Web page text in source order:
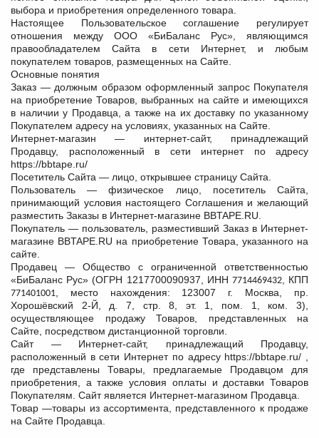
выбора и приобретения определенного товара.
Настоящее Пользовательское соглашение регулирует
отношения между ООО «БиБаланс Рус», являющимся
правообладателем Сайта в сети Интернет, и любым
покупателем товаров, размещенных на Сайте.
Основные понятия
Заказ — должным образом оформленный запрос Покупателя
на приобретение Товаров, выбранных на сайте и имеющихся
в наличии у Продавца, а также на их доставку по указанному
Покупателем адресу на условиях, указанных на Сайте.
Интернет-магазин — интернет-сайт, принадлежащий
Продавцу, расположенный в сети интернет по адресу
https://bbtape.ru/
Посетитель Сайта — лицо, открывшее страницу Сайта.
Пользователь — физическое лицо, посетитель Сайта,
принимающий условия настоящего Соглашения и желающий
разместить Заказы в Интернет-магазине BBTAPE.RU.
Покупатель — пользователь, разместивший Заказ в Интернет-
магазине BBTAPE.RU на приобретение Товара, указанного на
сайте.
Продавец — Общество с ограниченной ответственностью
«БиБаланс Рус» (ОГРН 1217700090937, ИНН 7714469432, КПП
771401001 , место нахождения: 123007 г. Москва, пр.
Хорошёвский 2-Й, д. 7, стр. 8, эт. 1, пом. 1, ком. 3),
осуществляющее продажу Товаров, представленных на
Сайте, посредством дистанционной торговли.
Сайт — Интернет-сайт, принадлежащий Продавцу,
расположенный в сети Интернет по адресу https://bbtape.ru/ ,
где представлены Товары, предлагаемые Продавцом для
приобретения, а также условия оплаты и доставки Товаров
Покупателям. Сайт является Интернет-магазином Продавца.
Товар —товары из ассортимента, представленного к продаже
на Сайте Продавца.